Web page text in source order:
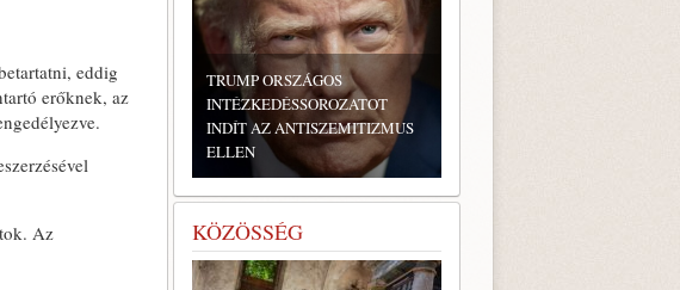
eddig
erőknek, az
Az
TRUMP ORSZÁGOS
INTÉZKEDÉSSOROZATOT
INDÍT AZ ANTISZEMITIZMUS
ELLEN
KÖZÖSSÉG